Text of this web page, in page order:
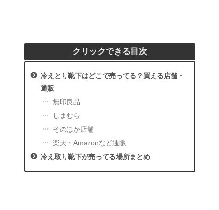
クリックできる目次
冷えとり靴下はどこで売ってる？買える店舗・
通販
無印良品
しまむら
そのほか店舗
楽天・Amazonなど通販
冷え取り靴下が売ってる場所まとめ